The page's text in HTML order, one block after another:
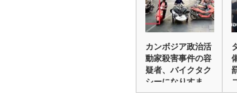
カンボジア政治活
動家殺害事件の容
疑者、バイクタク
シーになりすま
し…